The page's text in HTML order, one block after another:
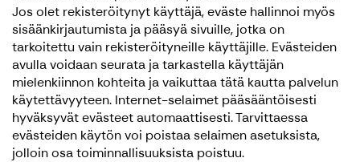
Jos olet rekisteröitynyt käyttäjä, eväste hallinnoi myös
sisäänkirjautumista ja pääsyä sivuille, jotka on
tarkoitettu vain rekisteröityneille käyttäjille. Evästeiden
avulla voidaan seurata ja tarkastella käyttäjän
mielenkiinnon kohteita ja vaikuttaa tätä kautta palvelun
käytettävyyteen. Internet-selaimet pääsääntöisesti
hyväksyvät evästeet automaattisesti. Tarvittaessa
evästeiden käytön voi poistaa selaimen asetuksista,
jolloin osa toiminnallisuuksista poistuu.